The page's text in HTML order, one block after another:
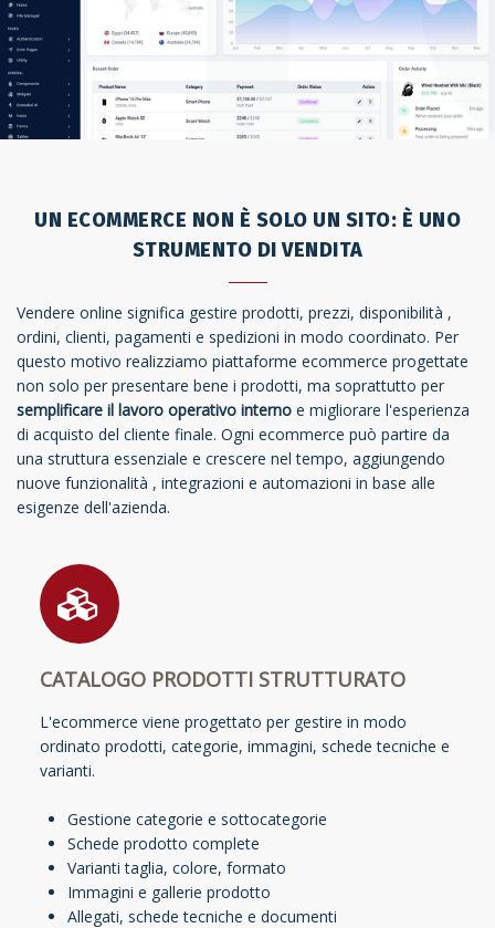
UN ECOMMERCE NON È SOLO UN SITO: È UNO
STRUMENTO DI VENDITA
Vendere online significa gestire prodotti, prezzi, disponibilità ,
ordini, clienti, pagamenti e spedizioni in modo coordinato. Per
questo motivo realizziamo piattaforme ecommerce progettate
non solo per presentare bene i prodotti, ma soprattutto per
semplificare il lavoro operativo interno e migliorare l'esperienza
di acquisto del cliente finale. Ogni ecommerce può partire da
una struttura essenziale e crescere nel tempo, aggiungendo
nuove funzionalità , integrazioni e automazioni in base alle
esigenze dell'azienda.
CATALOGO PRODOTTI STRUTTURATO
L'ecommerce viene progettato per gestire in modo
ordinato prodotti, categorie, immagini, schede tecniche e
varianti.
Gestione categorie e sottocategorie
Schede prodotto complete
Varianti taglia, colore, formato
Immagini e gallerie prodotto
Allegati, schede tecniche e documenti